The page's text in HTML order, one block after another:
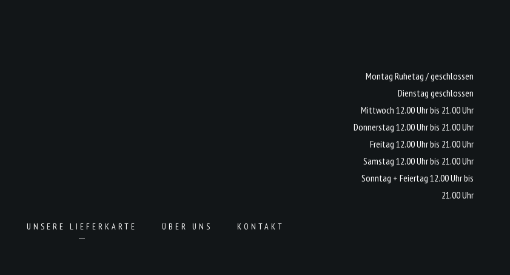
UNSERE LIEFERKARTE ÜBER UNS KONTAKT
Montag Ruhetag / geschlossen
Dienstag geschlossen
Mittwoch 12.00 Uhr bis 21.00 Uhr
Donnerstag 12.00 Uhr bis 21.00 Uhr
Freitag 12.00 Uhr bis 21.00 Uhr
Samstag 12.00 Uhr bis 21.00 Uhr
Sonntag + Feiertag 12.00 Uhr bis
21.00 Uhr